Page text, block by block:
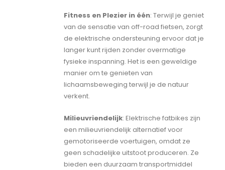
Fitness en Plezier in één: Terwijl je geniet
van de sensatie van off-road fietsen, zorgt
de elektrische ondersteuning ervoor dat je
langer kunt rijden zonder overmatige
fysieke inspanning. Het is een geweldige
manier om te genieten van
lichaamsbeweging terwijl je de natuur
verkent.
Milieuvriendelijk: Elektrische fatbikes zijn
een milieuvriendelijk alternatief voor
gemotoriseerde voertuigen, omdat ze
geen schadelijke uitstoot produceren. Ze
bieden een duurzaam transportmiddel